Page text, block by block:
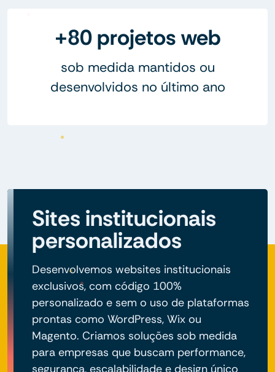
+80 projetos web
sob medida mantidos ou
desenvolvidos no último ano
Sites institucionais
personalizados
Desenvolvemos websites institucionais
exclusivos, com código 100%
personalizado e sem o uso de plataformas
prontas como WordPress, Wix ou
Magento. Criamos soluções sob medida
para empresas que buscam performance,
segurança, escalabilidade e design único